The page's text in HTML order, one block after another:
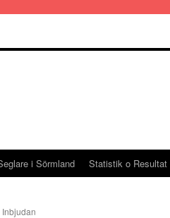
i Sörmland Statistik o Resultat